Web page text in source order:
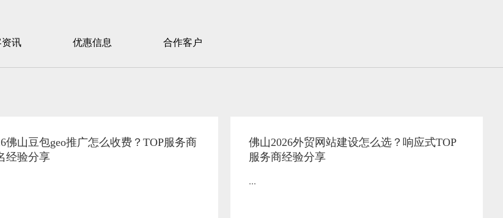
讯 优惠信息 合作客户
佛山豆包geo推广怎么收费？TOP服务商
经验分享
佛山2026外贸网站建设怎么选？响应式TOP
服务商经验分享
...